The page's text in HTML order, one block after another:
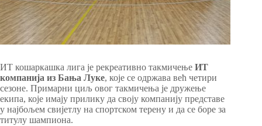
ИТ кошаркашка лига је рекреативно такмичење ИТ
компанија из Бања Луке, које се одржава већ четири
сезоне. Примарни циљ овог такмичења је дружење
екипа, које имају прилику да своју компанију представе
у најбољем свијетлу на спортском терену и да се боре за
титулу шампиона.